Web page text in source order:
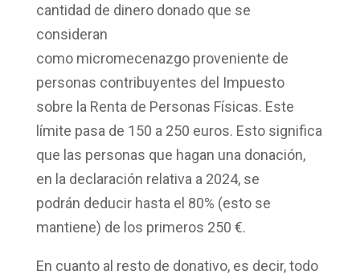
cantidad de dinero donado que se
consideran
como micromecenazgo proveniente de
personas contribuyentes del Impuesto
sobre la Renta de Personas Físicas. Este
límite pasa de 150 a 250 euros. Esto significa
que las personas que hagan una donación,
en la declaración relativa a 2024, se
podrán deducir hasta el 80% (esto se
mantiene) de los primeros 250 €.
En cuanto al resto de donativo, es decir, todo